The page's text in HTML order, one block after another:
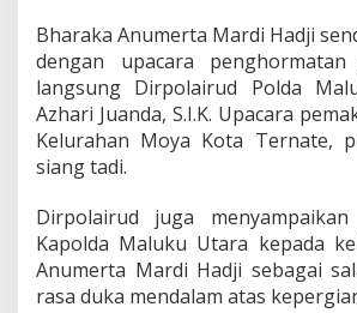
a
r
a
t
u
M
a
i
H
a
d
Bharaka Anumerta Mardi Hadji
dengan upacara
langsung Dirpolairud Polda
Azhari Juanda, S.I.K. Upacara
Kelurahan Moya Kota Ternate,
siang tadi.
Dirpolairud juga
Kapolda Maluku Utara kepada
Anumerta Mardi Hadji sebagai
rasa duka mendalam atas